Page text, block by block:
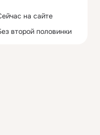
на сайте
второй половинки